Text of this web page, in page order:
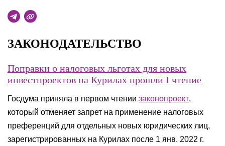
ЗАКОНОДАТЕЛЬСТВО
Поправки о налоговых льготах для новых
инвестпроектов на Курилах прошли I чтение
Госдума приняла в первом чтении законопроект,
который отменяет запрет на применение налоговых
преференций для отдельных новых юридических лиц,
зарегистрированных на Курилах после 1 янв. 2022 г.